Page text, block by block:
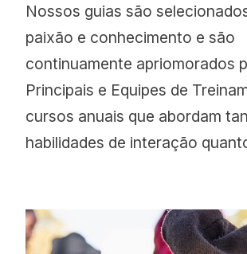
Nossos guias são
paixão e conhecimento e são
continuamente apriomorados
Principais e Equipes de
cursos anuais que abordam
habilidades de interação